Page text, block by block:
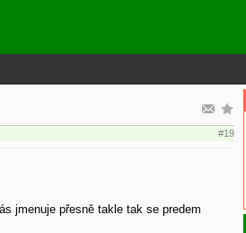
#19
jmenuje přesně takle tak se predem